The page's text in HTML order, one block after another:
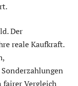
Der
reale Kaufkraft.
fairer Vergleich